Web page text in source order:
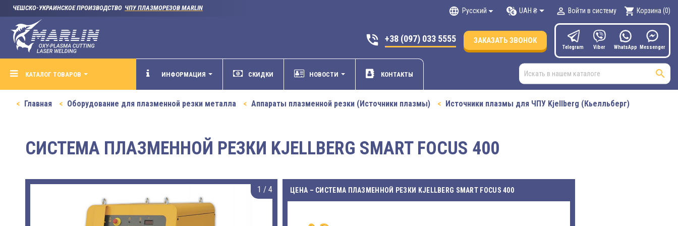
ЧЕШСКО-УКРАИНСКОЕ ПРОИЗВОДСТВО ЧПУ ПЛАЗМОРЕЗОВ MARLIN language Русский UAH ₴  Войти в систему shopping_cart Корзина (0)
phone_in_talk +38 (097) 033 5555 ЗАКАЗАТЬ ЗВОНОК
Telegram Viber WhatsApp Мessenger
КАТАЛОГ ТОВАРОВ ИНФОРМАЦИЯ СКИДКИ НОВОСТИ КОНТАКТЫ 
Главная Оборудование для плазменной резки металла Аппараты плазменной резки (Источники плазмы) Источники плазмы для ЧПУ Kjellberg (Кьелльберг)
СИСТЕМА ПЛАЗМЕННОЙ РЕЗКИ KJELLBERG SMART FOCUS 400
1 / 4 ЦЕНА – СИСТЕМА ПЛАЗМЕННОЙ РЕЗКИ KJELLBERG SMART FOCUS 400